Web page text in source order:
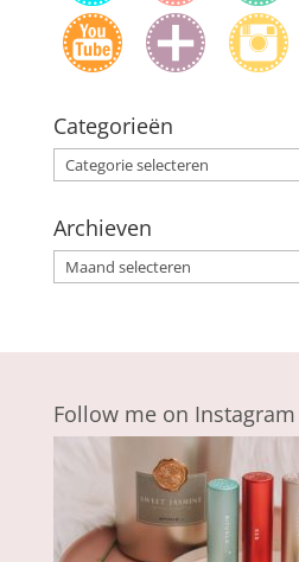
Categorieën
Categorieën
Archieven
Archieven
Follow me on Instagram